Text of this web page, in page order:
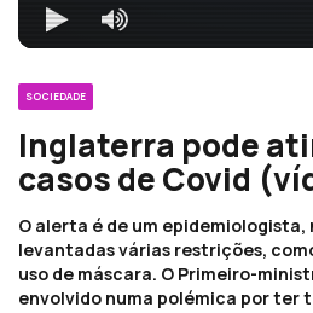
SOCIEDADE
Inglaterra pode
casos de Covid
O alerta é de um epidemiologista,
levantadas várias restrições,
uso de máscara. O Primeiro-
envolvido numa polémica por ter